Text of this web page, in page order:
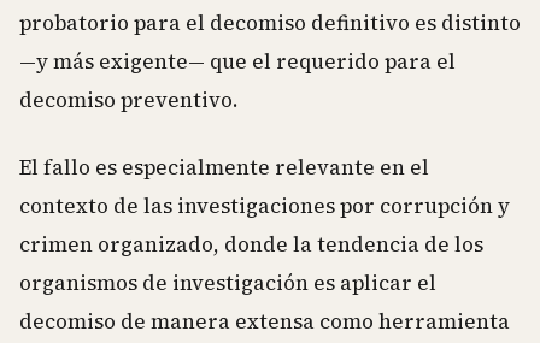
probatorio para el decomiso definitivo es distinto
—y más exigente— que el requerido para el
decomiso preventivo.
El fallo es especialmente relevante en el
contexto de las investigaciones por corrupción y
crimen organizado, donde la tendencia de los
organismos de investigación es aplicar el
decomiso de manera extensa como herramienta